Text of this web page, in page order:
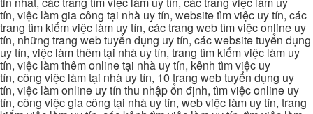
tín, việc làm gia công tại nhà uy tín, website tìm việc uy tín, các
trang tìm kiếm việc làm uy tín, các trang web tìm việc online uy
tín, những trang web tuyển dụng uy tín, các website tuyển dụng
uy tín, việc làm thêm tại nhà uy tín, trang tìm kiếm việc làm uy
tín, việc làm thêm online tại nhà uy tín, kênh tìm việc uy
tín, công việc làm tại nhà uy tín, 10 trang web tuyển dụng uy
tín, việc làm online uy tín thu nhập ổn định, tìm việc online uy
tín, công việc gia công tại nhà uy tín, web việc làm uy tín, trang